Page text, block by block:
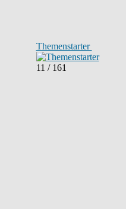
Themenstarter
11 / 161